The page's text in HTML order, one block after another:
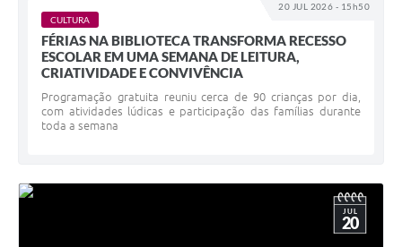
20 JUL 2026 - 15h50
CULTURA
FÉRIAS NA BIBLIOTECA TRANSFORMA RECESSO
ESCOLAR EM UMA SEMANA DE LEITURA,
CRIATIVIDADE E CONVIVÊNCIA
Programação gratuita reuniu cerca de 90 crianças por dia,
com atividades lúdicas e participação das famílias durante
toda a semana
JUL
20